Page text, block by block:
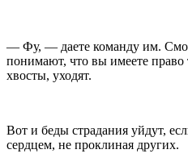
— Фу, — даете команду им.
понимают, что вы имеете право
хвосты, уходят.
Вот и беды страдания уйдут,
сердцем, не проклиная других.